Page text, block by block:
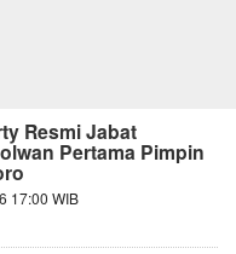
Resmi Jabat
Pertama Pimpin
17:00 WIB